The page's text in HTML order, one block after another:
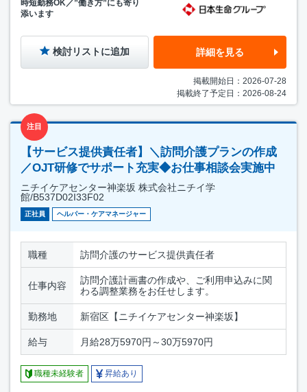
時短勤務OK／”働き方”にも寄り
添います
検討リストに追加 詳細を見る
掲載開始日：2026-07-28
掲載終了予定日：2026-08-24
注目
【サービス提供責任者】＼訪問介護プランの作成
／OJT研修でサポート充実◆お仕事相談会実施中
ニチイケアセンター神楽坂 株式会社ニチイ学
館/B537D02I33F02
正社員 ヘルパー・ケアマネージャー
職種 訪問介護のサービス提供責任者
仕事内容
訪問介護計画書の作成や、ご利用申込みに関
わる調整業務をお任せします。
勤務地 新宿区【ニチイケアセンター神楽坂】
給与 月給28万5970円～30万5970円
職種未経験者 昇給あり